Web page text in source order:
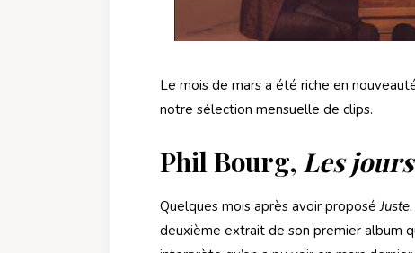
Le mois de mars a été riche en
notre sélection mensuelle de clips.
Phil Bourg, Les
Quelques mois après avoir proposéJuste,
deuxième extrait de son premier album